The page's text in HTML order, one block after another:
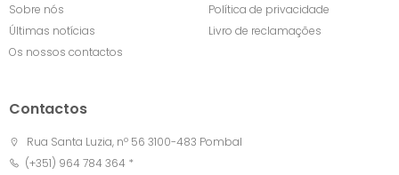
Sobre nós
Últimas notícias
Os nossos contactos
Política de privacidade
Livro de reclamações
Contactos
Rua Santa Luzia, nº 56 3100-483 Pombal
(+351) 964 784 364 *